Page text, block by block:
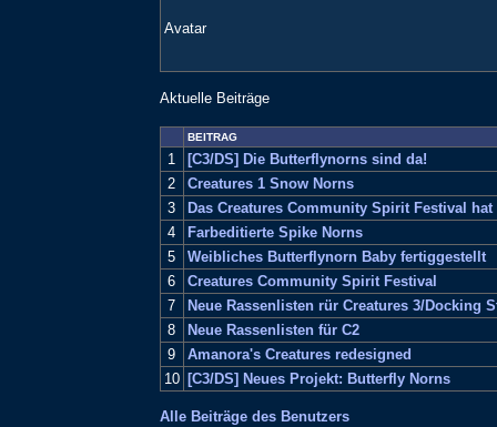
Avatar
Aktuelle Beiträge
BEITRAG
1
[C3/DS] Die Butterflynorns sind da!
2
Creatures 1 Snow Norns
3
Das Creatures Community Spirit Festival hat
4
Farbeditierte Spike Norns
5
Weibliches Butterflynorn Baby fertiggestellt
6
Creatures Community Spirit Festival
7
Neue Rassenlisten rür Creatures 3/Docking
8
Neue Rassenlisten für C2
9
Amanora's Creatures redesigned
10
[C3/DS] Neues Projekt: Butterfly Norns
Alle Beiträge des Benutzers